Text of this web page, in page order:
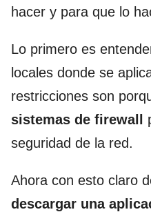
hacer y para que lo
Lo primero es
locales donde se
restricciones son
sistemas de firewall
seguridad de la red.
Ahora con esto claro
descargar una